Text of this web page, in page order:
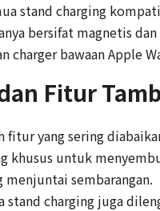
stand charging
bersifat magnetis
bawaan Apple
Fitur
fitur yang sering
khusus untuk
menjuntai sembarangan.
stand charging juga